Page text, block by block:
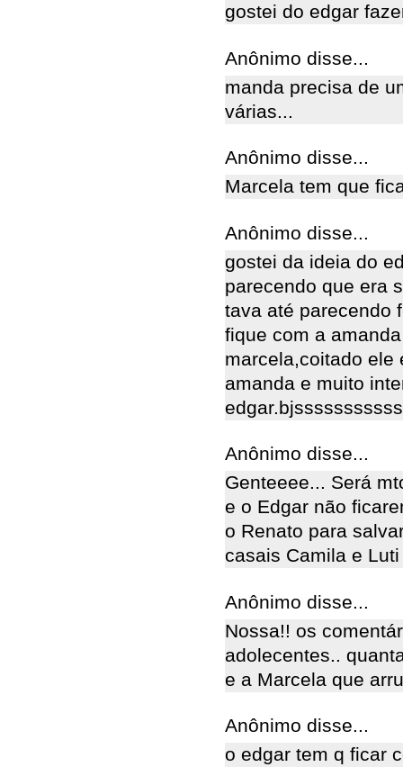
gostei do edgar
Anônimo disse...
manda precisa de
várias...
Anônimo disse...
Marcela tem que
Anônimo disse...
gostei da ideia do
parecendo que era
tava até parecendo
fique com a
marcela,coitado ele
amanda e muito
Anônimo disse...
Genteeee... Será
e o Edgar não
o Renato para
casais Camila e
Anônimo disse...
Nossa!! os
adolecentes..
e a Marcela que
Anônimo disse...
o edgar tem q ficar